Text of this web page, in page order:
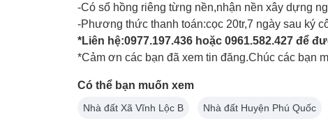
-Có sổ hồng riêng từng nền,nhận nền xây dựng
-Phương thức thanh toán:cọc 20tr,7 ngày sau ký
*Liên hệ:0977.197.436 hoặc 0961.582.427 để
*Cảm ơn các bạn đã xem tin đăng.Chúc các bạn
Có thể bạn muốn xem
Nhà đất Xã Vĩnh Lộc B Nhà đất Huyện Phú Quốc